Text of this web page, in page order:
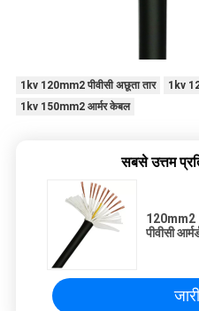
1kv 120mm2 पीवीसी अछूता तार
1kv
1kv 150mm2 आर्मर केबल
सबसे उत्तम
120mm2
पीवीसी